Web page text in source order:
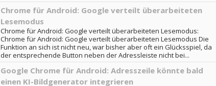
Chrome für Android: Google verteilt überarbeiteten
Lesemodus
Chrome für Android: Google verteilt überarbeiteten Lesemodus:
Chrome für Android: Google verteilt überarbeiteten Lesemodus Die
Funktion an sich ist nicht neu, war bisher aber oft ein Glücksspiel, da
der entsprechende Button neben der Adressleiste nicht bei...
Google Chrome für Android: Adresszeile könnte bald
einen KI-Bildgenerator integrieren